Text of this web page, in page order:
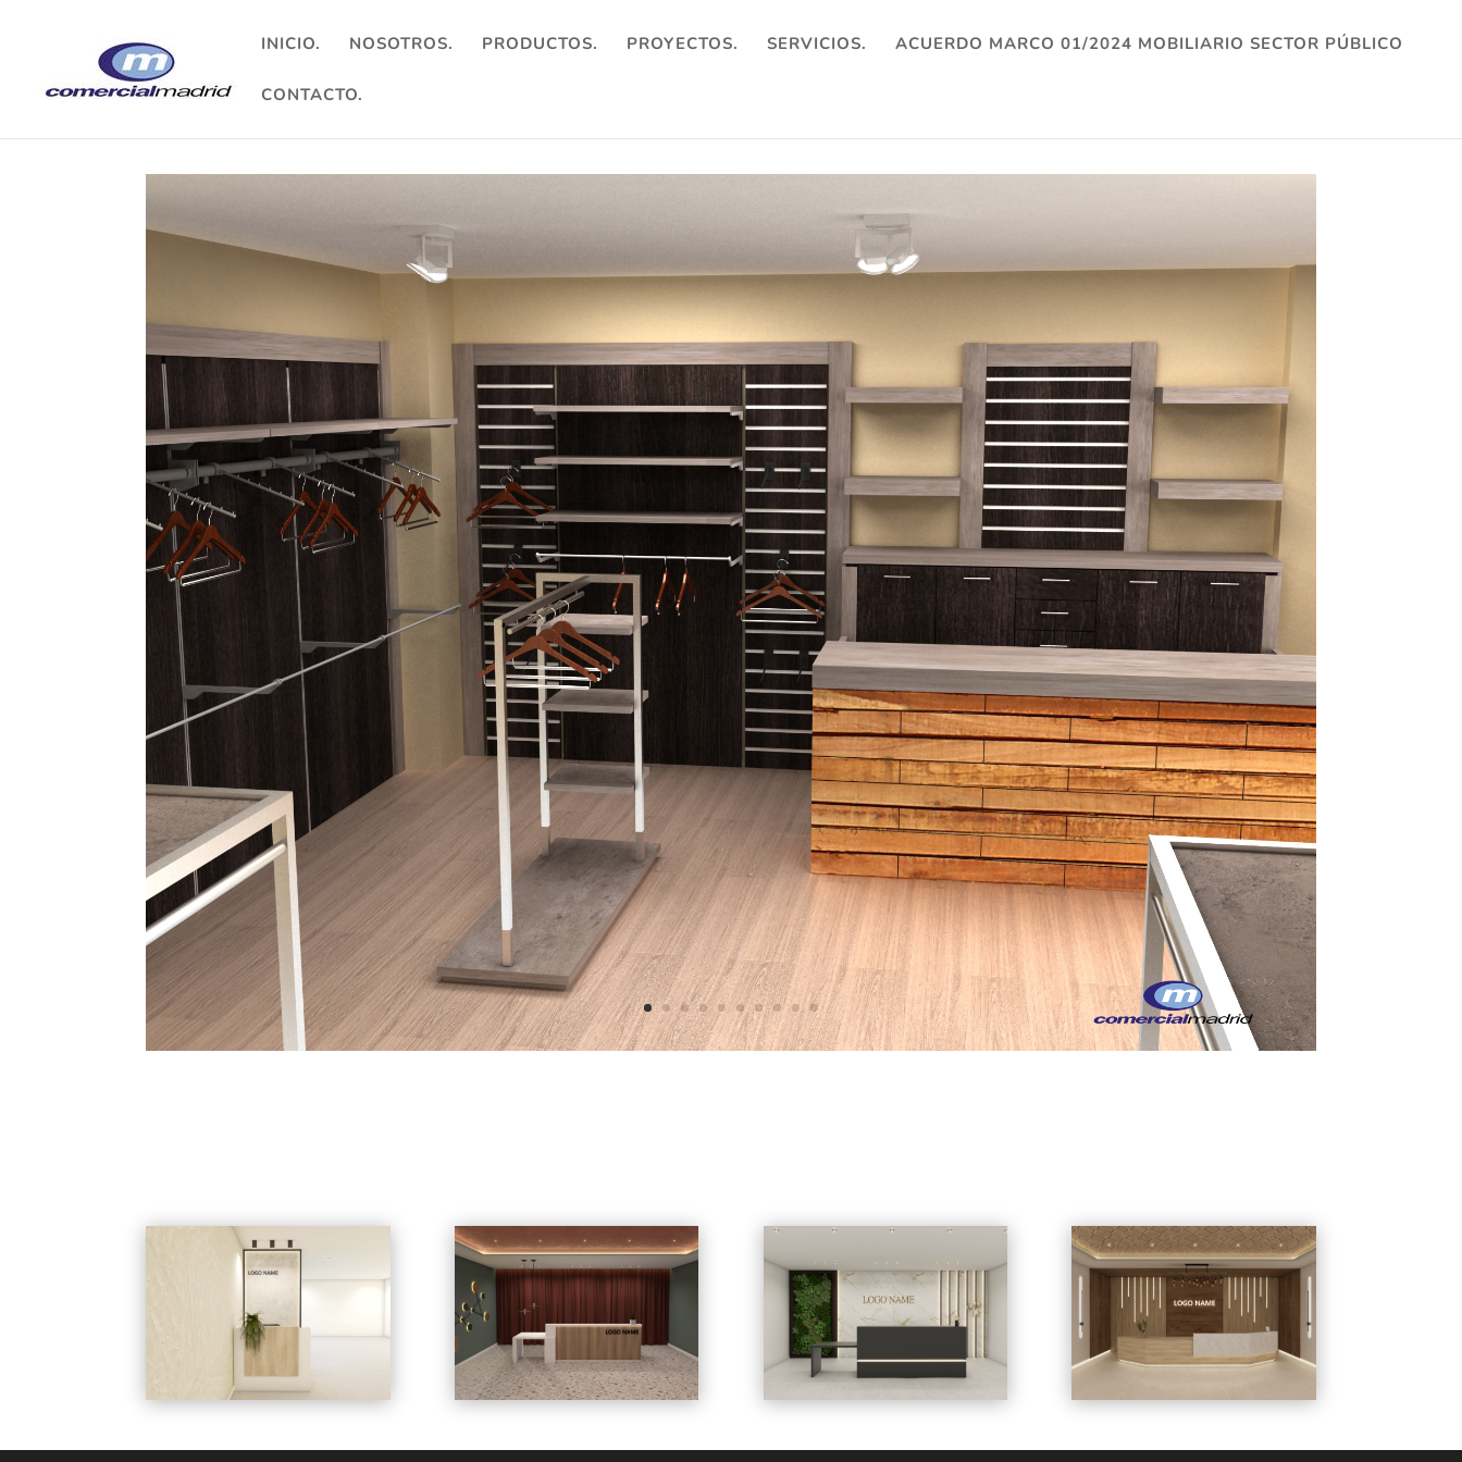
INICIO. NOSOTROS. PRODUCTOS. PROYECTOS. SERVICIOS. ACUERDO MARCO 01/2024 MOBILIARIO SECTOR PÚBLICO
CONTACTO.